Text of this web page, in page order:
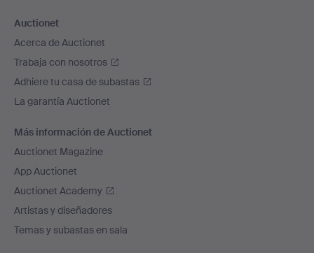
Auctionet
Acerca de Auctionet
Trabaja con nosotros
Adhiere tu casa de subastas
La garantía Auctionet
Más información de Auctionet
Auctionet Magazine
App Auctionet
Auctionet Academy
Artistas y diseñadores
Temas y subastas en sala